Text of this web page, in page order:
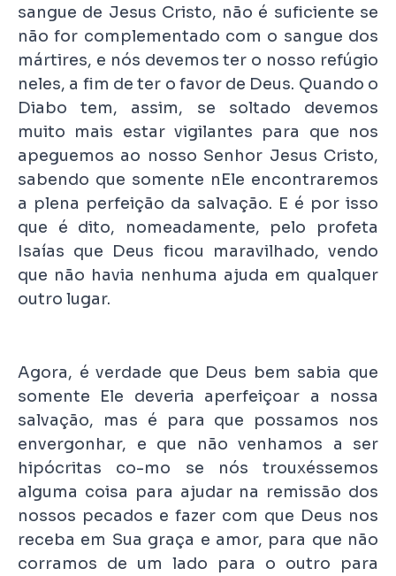
sangue de Jesus Cristo, não é suficiente se
não for complementado com o sangue dos
mártires, e nós devemos ter o nosso refúgio
neles, a fim de ter o favor de Deus. Quando o
Diabo tem, assim, se soltado devemos
muito mais estar vigilantes para que nos
apeguemos ao nosso Senhor Jesus Cristo,
sabendo que somente nEle encontraremos
a plena perfeição da salvação. E é por isso
que é dito, nomeadamente, pelo profeta
Isaías que Deus ficou maravilhado, vendo
que não havia nenhuma ajuda em qualquer
outro lugar.
Agora, é verdade que Deus bem sabia que
somente Ele deveria aperfeiçoar a nossa
salvação, mas é para que possamos nos
envergonhar, e que não venhamos a ser
hipócritas co-mo se nós trouxéssemos
alguma coisa para ajudar na remissão dos
nossos pecados e fazer com que Deus nos
receba em Sua graça e amor, para que não
corramos de um lado para o outro para